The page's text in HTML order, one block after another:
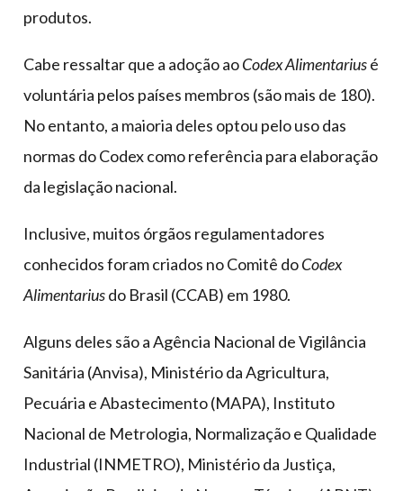
produtos.
Cabe ressaltar que a adoção aoCodex Alimentariusé
voluntária pelos países membros (são mais de 180).
No entanto, a maioria deles optou pelo uso das
normas do Codex como referência para elaboração
da legislação nacional.
Inclusive, muitos órgãos regulamentadores
conhecidos foram criados no Comitê doCodex
Alimentariusdo Brasil (CCAB) em 1980.
Alguns deles são a Agência Nacional de Vigilância
Sanitária (Anvisa), Ministério da Agricultura,
Pecuária e Abastecimento (MAPA), Instituto
Nacional de Metrologia, Normalização e Qualidade
Industrial (INMETRO), Ministério da Justiça,